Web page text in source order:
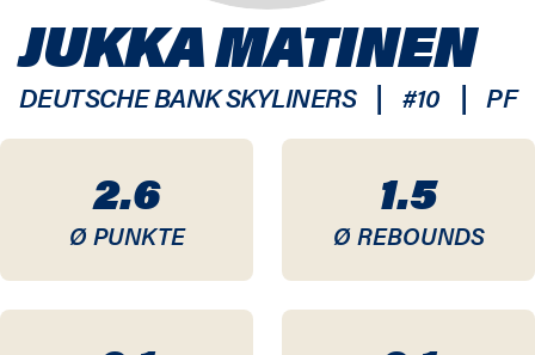
2.6
Ø PUNKTE
1.5
Ø REBOUNDS
JUKKA MATINEN
DEUTSCHE BANK SKYLINERS | #10 | PF